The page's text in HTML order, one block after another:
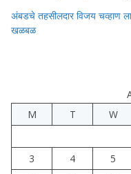
अंबडचे तहसीलदार विजय चव्हाण
खळबळ
M
T W
3
4 5